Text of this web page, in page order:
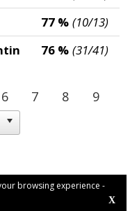
browsing experience -
X
77 % (10/13)
76 % (31/41)
6 7 8 9